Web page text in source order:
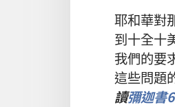
耶和華對
到十全十
我們的要
這些問題
讀彌迦書